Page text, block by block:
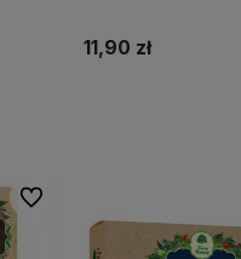
11,90 zł
Do ulubionych